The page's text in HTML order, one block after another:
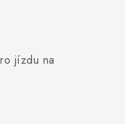
jízdu na